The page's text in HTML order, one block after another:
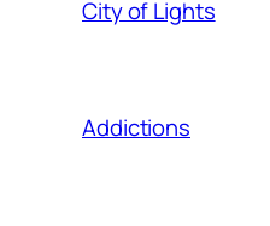
City of Lights
Addictions